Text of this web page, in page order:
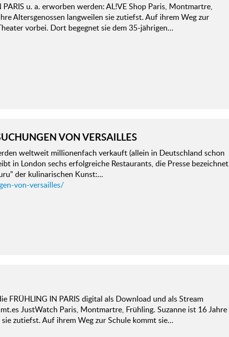
u. a. erworben werden: AL!VE Shop Paris, Montmartre,
Altersgenossen langweilen sie zutiefst. Auf ihrem Weg zur
vorbei. Dort begegnet sie dem 35-jährigen…
VON VERSAILLES
weltweit millionenfach verkauft (allein in Deutschland schon
in London sechs erfolgreiche Restaurants, die Presse bezeichnet
der kulinarischen Kunst:…
von-versailles/
FRÜHLING IN PARIS digital als Download und als Stream
JustWatch Paris, Montmartre, Frühling. Suzanne ist 16 Jahre
zutiefst. Auf ihrem Weg zur Schule kommt sie…